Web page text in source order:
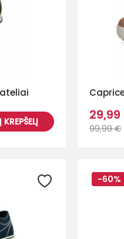
Į KREPŠELĮ
99,99 €
-60%